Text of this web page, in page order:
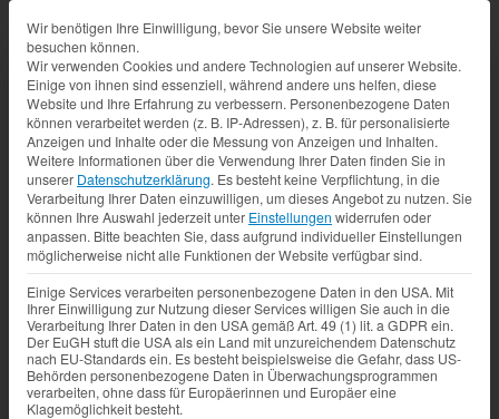
Datenschutz-Präferenz
Wir benötigen Ihre Einwilligung, bevor Sie unsere Website weiter
besuchen können.
Wir verwenden Cookies und andere Technologien auf unserer Website.
Einige von ihnen sind essenziell, während andere uns helfen, diese
Website und Ihre Erfahrung zu verbessern. Personenbezogene Daten
können verarbeitet werden (z. B. IP-Adressen), z. B. für personalisierte
Anzeigen und Inhalte oder die Messung von Anzeigen und Inhalten.
Weitere Informationen über die Verwendung Ihrer Daten finden Sie in
unserer Datenschutzerklärung. Es besteht keine Verpflichtung, in die
Verarbeitung Ihrer Daten einzuwilligen, um dieses Angebot zu nutzen. Sie
können Ihre Auswahl jederzeit unter Einstellungen widerrufen oder
anpassen. Bitte beachten Sie, dass aufgrund individueller Einstellungen
möglicherweise nicht alle Funktionen der Website verfügbar sind.
Einige Services verarbeiten personenbezogene Daten in den USA. Mit
Ihrer Einwilligung zur Nutzung dieser Services willigen Sie auch in die
Verarbeitung Ihrer Daten in den USA gemäß Art. 49 (1) lit. a GDPR ein.
Der EuGH stuft die USA als ein Land mit unzureichendem Datenschutz
nach EU-Standards ein. Es besteht beispielsweise die Gefahr, dass US-
Behörden personenbezogene Daten in Überwachungsprogrammen
verarbeiten, ohne dass für Europäerinnen und Europäer eine
Klagemöglichkeit besteht.